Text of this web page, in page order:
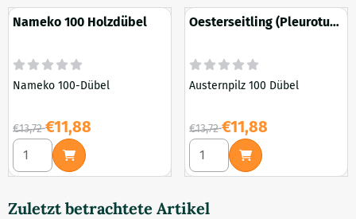
Nameko 100 Holzdübel
Nameko 100-Dübel
Von 13,72 für 11,88
€13,72€11,88
Anzahl wählen für Nameko 100 Holzdübel
Oesterseitling (Pleurotus
Austernpilz 100 Dübel
Von 13,72 für 11,88
€13,72€11,88
Anzahl wählen für
Zuletzt betrachtete Artikel